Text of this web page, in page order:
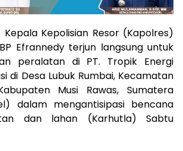
Kepala Kepolisian Resor (Kapolres)
Efrannedy terjun langsung untuk
peralatan di PT. Tropik Energi
di Desa Lubuk Rumbai, Kecamatan
Musi Rawas, Sumatera
dalam mengantisipasi bencana
dan lahan (Karhutla) Sabtu